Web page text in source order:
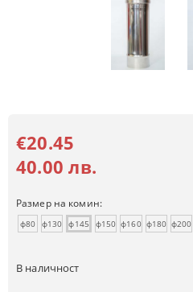
€20.45
40.00 лв.
Размер на комин:
ф80 ф130 ф145 ф150 ф160 ф180 ф200
В наличност